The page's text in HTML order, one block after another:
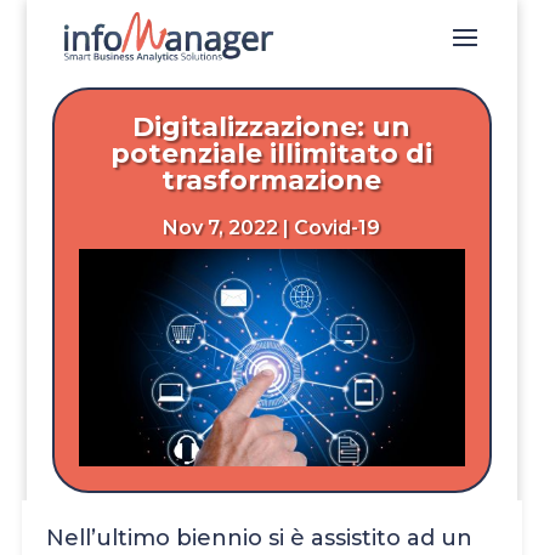
Digitalizzazione: un
potenziale illimitato di
trasformazione
Nov 7, 2022| Covid-19
Nell’ultimo biennio si è assistito ad un